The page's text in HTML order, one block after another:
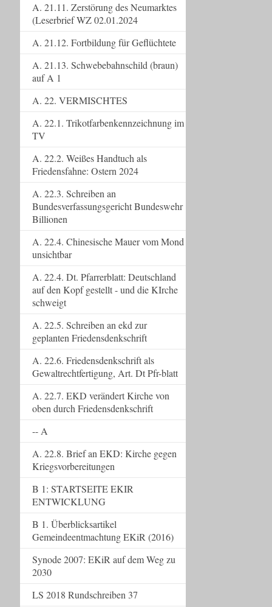
A. 21.11. Zerstörung des Neumarktes
(Leserbrief WZ 02.01.2024
A. 21.12. Fortbildung für Geflüchtete
A. 21.13. Schwebebahnschild (braun)
auf A 1
A. 22. VERMISCHTES
A. 22.1. Trikotfarbenkennzeichnung im
TV
A. 22.2. Weißes Handtuch als
Friedensfahne: Ostern 2024
A. 22.3. Schreiben an
Bundesverfassungsgericht Bundeswehr
Billionen
A. 22.4. Chinesische Mauer vom Mond
unsichtbar
A. 22.4. Dt. Pfarrerblatt: Deutschland
auf den Kopf gestellt - und die KIrche
schweigt
A. 22.5. Schreiben an ekd zur
geplanten Friedensdenkschrift
A. 22.6. Friedensdenkschrift als
Gewaltrechtfertigung, Art. Dt Pfr-blatt
A. 22.7. EKD verändert Kirche von
oben durch Friedensdenkschrift
-- A
A. 22.8. Brief an EKD: Kirche gegen
Kriegsvorbereitungen
B 1: STARTSEITE EKIR
ENTWICKLUNG
B 1. Überblicksartikel
Gemeindeentmachtung EKiR (2016)
Synode 2007: EKiR auf dem Weg zu
2030
LS 2018 Rundschreiben 37